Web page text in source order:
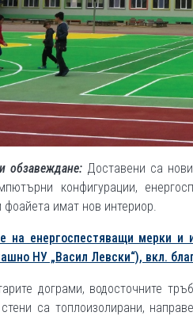
обзавеждане: Доставени са
конфигурации,
имат нов интериор.
на енергоспестяващи мерки
НУ „Васил Левски“), вкл.
дограми, водосточните
са топлоизолирани,